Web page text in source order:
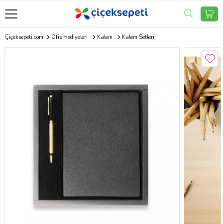
Çiçeksepeti.com Ofis Hediyeleri Kalem Kalem Setleri